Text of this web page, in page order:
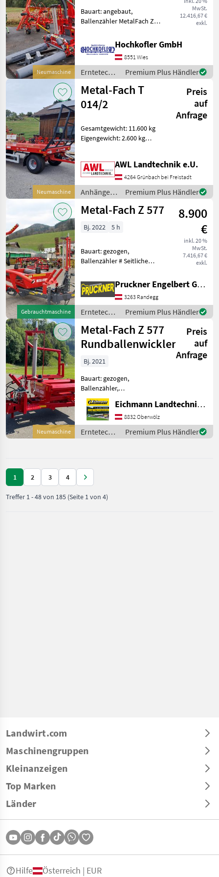
Neumaschine
MwSt.
12.416,67 €
exkl.
Bauart: angebaut,
Ballenzähler MetalFach Z
inklusive Bedienterminal
sofort verfügbar
Ballenaufsteller optional
Erntetechnik Grünland Wi
Hochkofler GmbH
8551 Wies
Erntetechnik
Grünland /
Metal-Fach
Premium Plus Händler
Neumaschine
Metal-Fach T
014/2
Preis
auf
Anfrage
Gesamtgewicht: 11.600 kg
Eigengewicht: 2.600 kg
mit ALB Regler - Bereifung
500/50-17 - COC
Europäische Homologati
AWL Landtechnik e.U.
4264 Grünbach bei Freistadt
Anhänger /
Metal-Fach
Premium Plus Händler
Gebrauchtmaschine
Metal-Fach Z 577
8.900
€
inkl. 20 %
MwSt.
7.416,67 €
exkl.
Bj. 2022 5 h
Bauart: gezogen,
Ballenzähler # Seitliche
Maschinenbetrieb #
Abstützfuß # inkl.
Ballenaufsteller #
Elektronischer
Umwicklungszähler # au
Pruckner Engelbert GmbH
3263 Randegg
Erntetechnik
Grünland /
Metal-Fach
Premium Plus Händler
Neumaschine
Metal-Fach Z 577
Rundballenwickler
Preis
auf
Anfrage
Bj. 2021
Bauart: gezogen,
Ballenzähler,
Bowdenzugbedienung
Sofort Verfügbar! Metal-
Fach Z 577
Ballenwickelmaschine mit
Seitenlader. Ausstattung &
Eichmann Landtechnik GmbH
8832 Oberwölz
Erntetechnik
Grünland /
Premium Plus Händler
1 2 3 4
Treffer 1-48von 185 (Seite 1 von 4)
Landwirt.com
Maschinengruppen
Kleinanzeigen
Top Marken
Länder
Hilfe Österreich | EUR